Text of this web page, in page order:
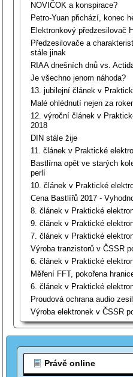
NOVIČOK a konspirace?
Petro-Yuan přichází, konec
Elektronkový předzesilovač
Předzesilovače a
stále jinak
RIAA dnešních dnů vs.
Je všechno jenom náhoda?
13. jubilejní článek v
Malé ohlédnutí nejen za
12. výroční článek v
2018
DIN stále žije
11. článek v Praktické
Bastlírna opět ve starých
perlí
10. článek v Praktické
Cena Bastlířů 2017 -
8. článek v Praktické
9. článek v Praktické
7. článek v Praktické
Výroba tranzistorů v ČSSR
6. článek v Praktické
Měření FFT, pokořena
6. článek v Praktické
Proudová ochrana audio
Výroba elektronek v ČSSR
Právě online